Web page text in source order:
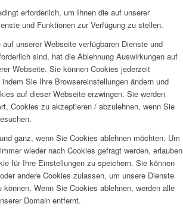
erforderlich, um Ihnen die auf unserer
und Funktionen zur Verfügung zu stellen.
unserer Webseite verfügbaren Dienste und
sind, hat die Ablehnung Auswirkungen auf
Webseite. Sie können Cookies jederzeit
Sie Ihre Browsereinstellungen ändern und
auf dieser Webseite erzwingen. Sie werden
Cookies zu akzeptieren / abzulehnen, wenn Sie
ganz, wenn Sie Cookies ablehnen möchten. Um
wieder nach Cookies gefragt werden, erlauben
für Ihre Einstellungen zu speichern. Sie können
andere Cookies zulassen, um unsere Dienste
Wenn Sie Cookies ablehnen, werden alle
Domain entfernt.